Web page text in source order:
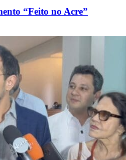
“Feito no Acre”